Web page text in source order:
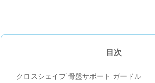
目次
クロスシェイプ 骨盤サポート ガードル